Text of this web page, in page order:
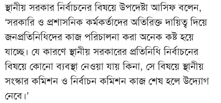
স্থানীয় সরকার নির্বাচনের বিষয়ে উপদেষ্টা আসিফ বলেন,
‘সরকারি ও প্রশাসনিক কর্মকর্তাদের অতিরিক্ত দায়িত্ব দিয়ে
জনপ্রতিনিধিদের কাজ পরিচালনা করা অনেক কষ্ট হয়ে
যাচ্ছে। যে কারণে স্থানীয় সরকারের প্রতিনিধি নির্বাচনের
বিষয়ে কোনো ব্যবস্থা নেওয়া যায় কিনা, সে বিষয়ে স্থানীয়
সংস্কার কমিশন ও নির্বাচন কমিশন কাজ শেষ হলে উদ্যোগ
নেবে।’